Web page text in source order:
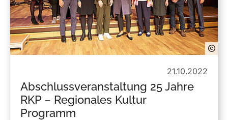
21.10.2022
Abschlussveranstaltung 25 Jahre
RKP – Regionales Kultur
Programm